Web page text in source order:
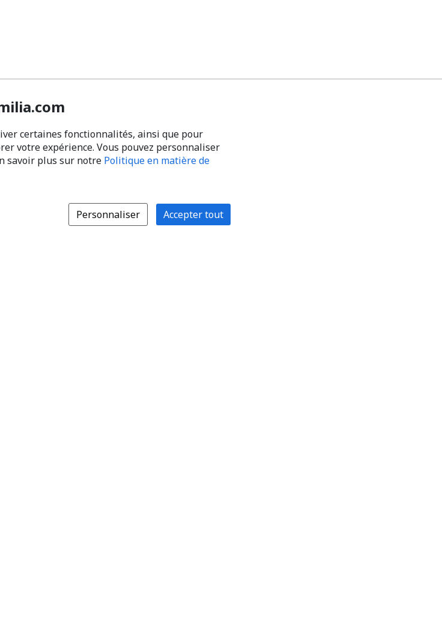
certaines fonctionnalités, ainsi que pour
votre expérience. Vous pouvez personnaliser
savoir plus sur notre Politique en matière de
Personnaliser Accepter tout